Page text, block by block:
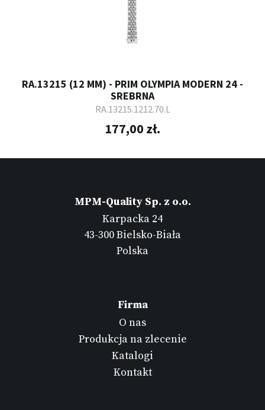
RA.13215 (12 MM) - PRIM OLYMPIA MODERN 24 -
SREBRNA
RA.13215.1212.70.L
177,00 zł.
MPM-Quality Sp. z o.o.
Karpacka 24
43-300 Bielsko-Biała
Polska
Firma
O nas
Produkcja na zlecenie
Katalogi
Kontakt